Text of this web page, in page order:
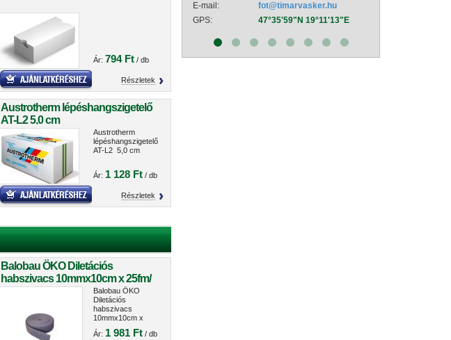
Ár: 794 Ft/ db
Részletek
Austrotherm lépéshangszigetelő
AT-L2 5,0 cm
Austrotherm
lépéshangszigetelő
AT-L2 5,0 cm
Ár: 1 128 Ft/ db
Részletek
Balobau ÖKO Diletációs
habszivacs 10mmx10cm x 25fm/
tekercs
Balobau ÖKO
Diletációs
habszivacs
10mmx10cm x
Ár: 1 981 Ft/ db
E-mail:
fot@timarvasker.hu
GPS:
47°35'59"N 19°11'13"E